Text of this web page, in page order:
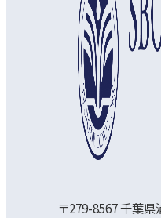
〒279-8567 千葉